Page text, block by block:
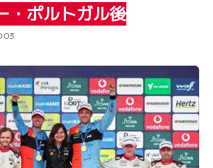
・ポルトガル後